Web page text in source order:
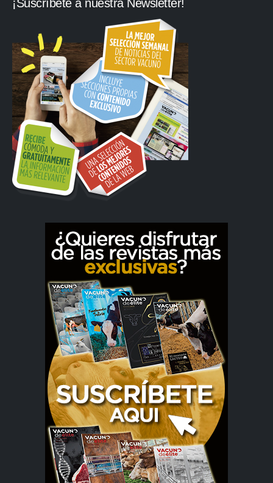
¡Suscríbete a nuestra Newsletter!